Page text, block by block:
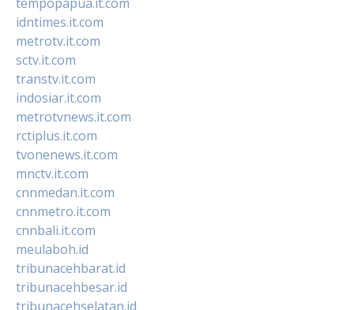
idntimes.it.com
metrotv.it.com
sctv.it.com
transtv.it.com
indosiar.it.com
metrotvnews.it.com
rctiplus.it.com
tvonenews.it.com
mnctv.it.com
cnnmedan.it.com
cnnmetro.it.com
cnnbali.it.com
meulaboh.id
tribunacehbarat.id
tribunacehbesar.id
tribunacehselatan.id